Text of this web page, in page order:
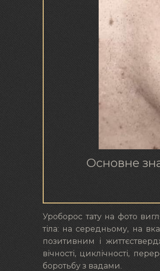
Основне
Уроборос тату на фото
тіла: на середньому, на
позитивним і
вічності, циклічності,
боротьбу з вадами.